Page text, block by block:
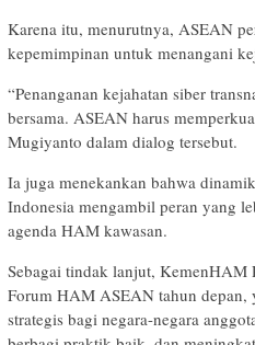
Karena itu, menurutnya, ASEAN
kepemimpinan untuk menangani
“Penanganan kejahatan siber
bersama. ASEAN harus
Mugiyanto dalam dialog tersebut.
Ia juga menekankan bahwa
Indonesia mengambil peran yang
agenda HAM kawasan.
Sebagai tindak lanjut, KemenHAM
Forum HAM ASEAN tahun depan,
strategis bagi negara-negara